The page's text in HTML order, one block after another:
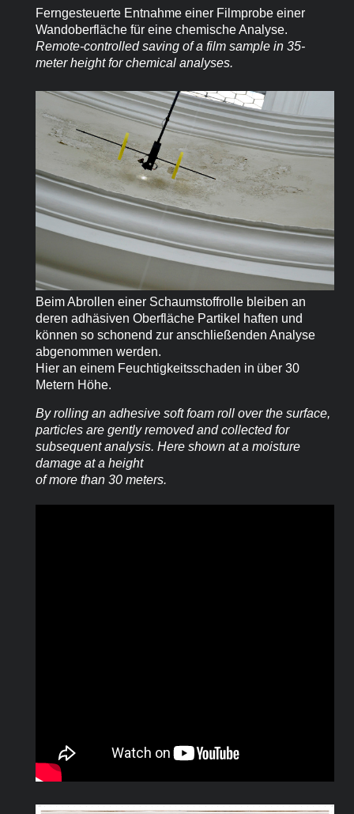
Ferngesteuerte Entnahme einer Filmprobe einer
Wandoberfläche für eine chemische Analyse.
Remote-controlled saving of a film sample in 35-
meter height for chemical analyses.
Beim Abrollen einer Schaumstoffrolle bleiben an
deren adhäsiven Oberfläche Partikel haften und
können so schonend zur anschließenden Analyse
abgenommen werden.
Hier an einem Feuchtigkeitsschaden in über 30
Metern Höhe.
By rolling an adhesive soft foam roll over the surface,
particles are gently removed and collected for
subsequent analysis. Here shown at a moisture
damage at a height
of more than 30 meters.